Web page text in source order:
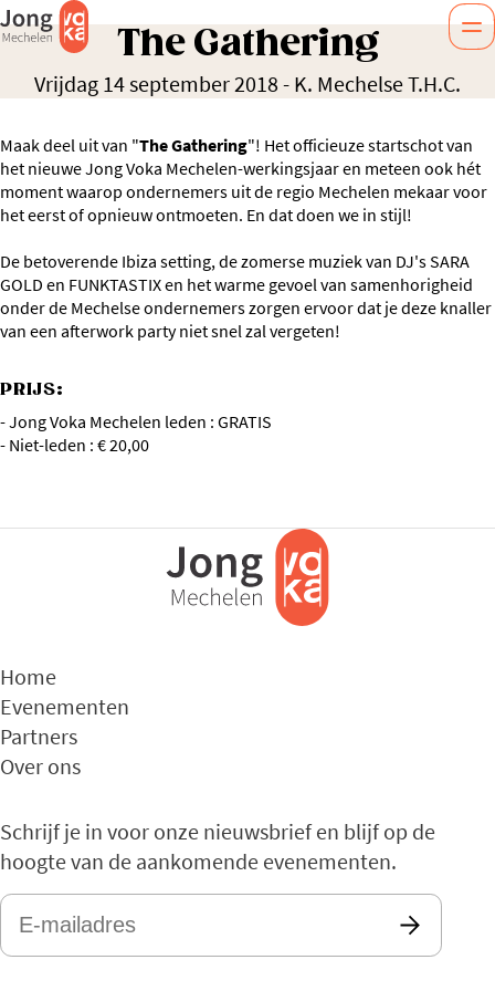
The Gathering
Vrijdag 14 september 2018 - K. Mechelse T.H.C.
Maak deel uit van "The Gathering"! Het officieuze startschot van
het nieuwe Jong Voka Mechelen-werkingsjaar en meteen ook hét
moment waarop ondernemers uit de regio Mechelen mekaar voor
het eerst of opnieuw ontmoeten. En dat doen we in stijl!
De betoverende Ibiza setting, de zomerse muziek van DJ's SARA
GOLD en FUNKTASTIX en het warme gevoel van samenhorigheid
onder de Mechelse ondernemers zorgen ervoor dat je deze knaller
van een afterwork party niet snel zal vergeten!
PRIJS:
- Jong Voka Mechelen leden : GRATIS
- Niet-leden : € 20,00
Home
Evenementen
Partners
Over ons
Schrijf je in voor onze nieuwsbrief en blijf op de
hoogte van de aankomende evenementen.
E-
mailadres*